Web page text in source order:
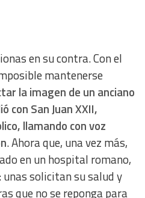
en su contra. Con el
mantenerse
la imagen de un anciano
con San Juan XXII,
llamando con voz
. Ahora que, una vez más,
en un hospital romano,
unas solicitan su salud y
que no se reponga para
statistics or combinations
actively requested